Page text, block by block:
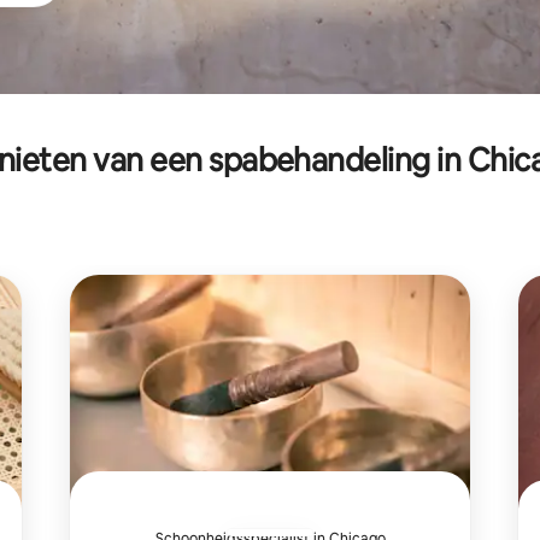
van een spabehandeling in